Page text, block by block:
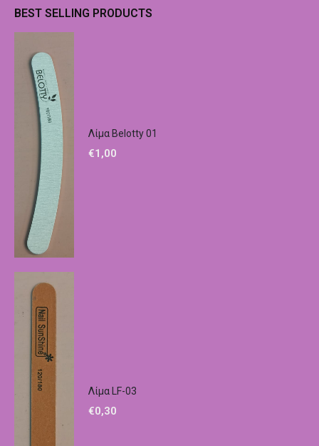
BEST SELLING PRODUCTS
Λίμα Belotty 01
€1,00
Λίμα LF-03
€0,30